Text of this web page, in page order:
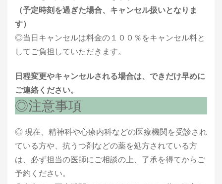
（予定時刻を過ぎた場合、キャンセル扱いとなりま
す）
◎当日キャンセルは料金の１００％をキャンセル料と
してご負担していただきます。
日程変更やキャンセルされる場合は、できだけ早めに
ご連絡ください。
◎注意事項
◎ 現在、精神科や心療内科などの医療機関を受診され
ている方や、抗うつ剤などの薬を処方されている方
は、必ず担当の医師にご相談の上、了承を得てからご
予約ください。